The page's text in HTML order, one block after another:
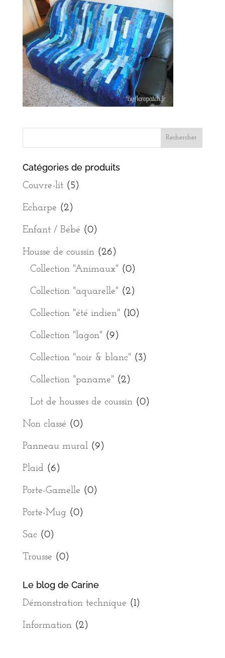
Catégories de produits
Couvre-lit (5)
Echarpe (2)
Enfant / Bébé (0)
Housse de coussin (26)
Collection "Animaux" (0)
Collection "aquarelle" (2)
Collection "été indien" (10)
Collection "lagon" (9)
Collection "noir & blanc" (3)
Collection "paname" (2)
Lot de housses de coussin (0)
Non classé (0)
Panneau mural (9)
Plaid (6)
Porte-Gamelle (0)
Porte-Mug (0)
Sac (0)
Trousse (0)
Le blog de Carine
Démonstration technique (1)
Information(2)